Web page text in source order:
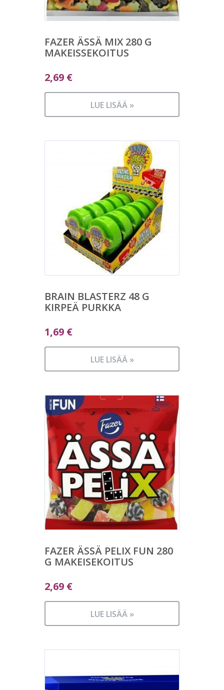
FAZER ÄSSÄ MIX 280 G
MAKEISSEKOITUS
2,69 €
LUE LISÄÄ »
BRAIN BLASTERZ 48 G
KIRPEÄ PURKKA
1,69 €
LUE LISÄÄ »
FAZER ÄSSÄ PELIX FUN 280
G MAKEISEKOITUS
2,69 €
LUE LISÄÄ »